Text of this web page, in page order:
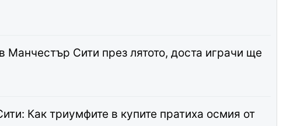
Манчестър Сити през лятото, доста играчи ще
Как триумфите в купите пратиха осмия от